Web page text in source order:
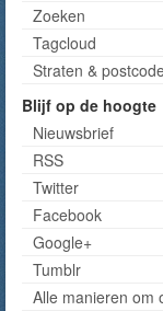
Zoeken
Tagcloud
Straten &
Blijf op de hoogte
Nieuwsbrief
RSS
Twitter
Facebook
Google+
Tumblr
Alle manieren om